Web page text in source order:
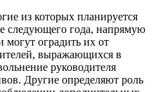
из которых планируется
следующего года, напрямую
могут оградить их от
выражающихся в
руководителя
Другие определяют роль